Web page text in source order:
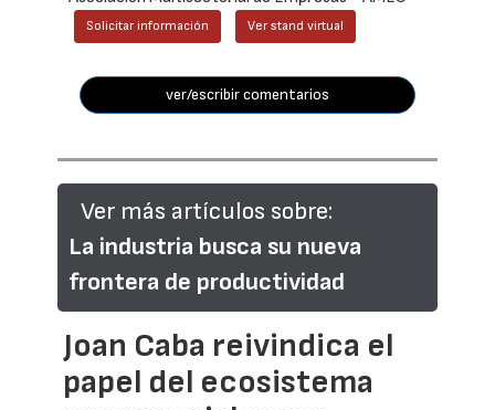
Solicitar información Ver stand virtual
ver/escribir comentarios
Ver más artículos sobre:
La industria busca su nueva
frontera de productividad
Joan Caba reivindica el
papel del ecosistema